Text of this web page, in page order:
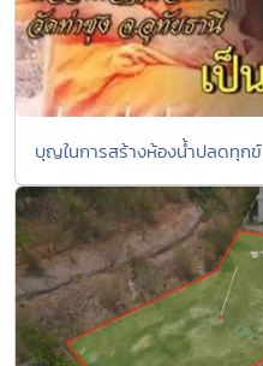
บุญในการสร้างห้องน้ำปลดทุกข์